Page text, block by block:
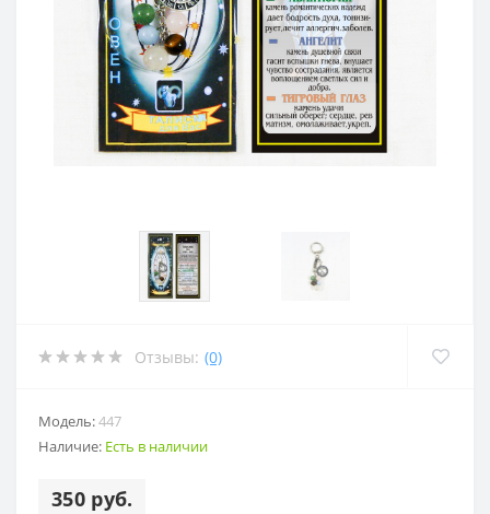
Отзывы: (0)
Модель:447
Наличие: Есть в наличии
350 руб.